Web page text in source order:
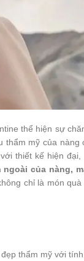
thể hiện sự
mỹ của
với thiết kế hiện
của nàng,
chỉ là món
thẩm mỹ với